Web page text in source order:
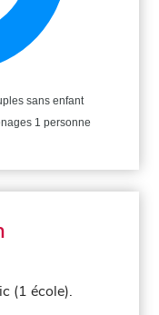
sans enfant
1 personne
(1 école).